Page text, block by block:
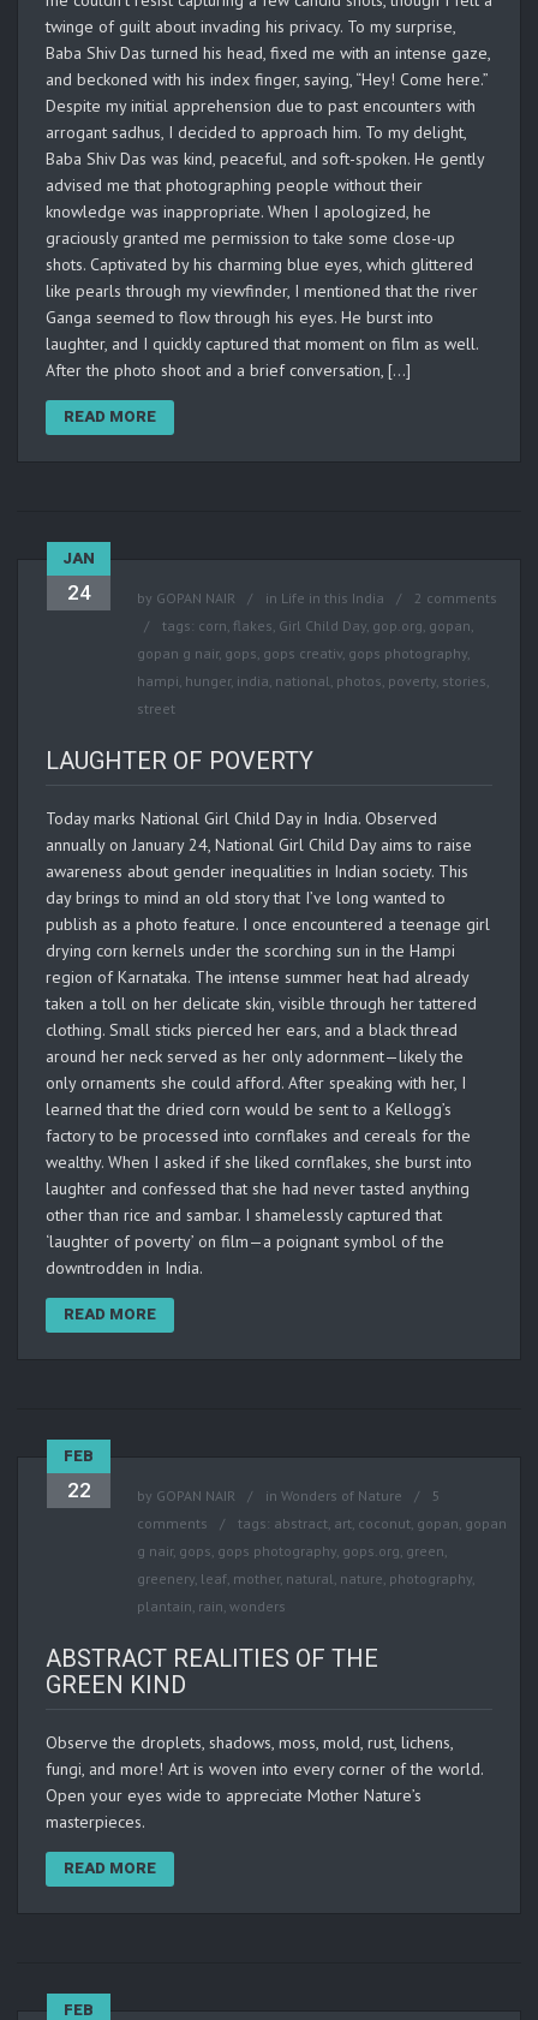
twinge of guilt about invading his privacy. To my surprise,
Baba Shiv Das turned his head, fixed me with an intense gaze,
and beckoned with his index finger, saying, “Hey! Come here.”
Despite my initial apprehension due to past encounters with
arrogant sadhus, I decided to approach him. To my delight,
Baba Shiv Das was kind, peaceful, and soft-spoken. He gently
advised me that photographing people without their
knowledge was inappropriate. When I apologized, he
graciously granted me permission to take some close-up
shots. Captivated by his charming blue eyes, which glittered
like pearls through my viewfinder, I mentioned that the river
Ganga seemed to flow through his eyes. He burst into
laughter, and I quickly captured that moment on film as well.
After the photo shoot and a brief conversation, […]
READ MORE
JAN
24 by GOPAN NAIR in Life in this India
2 comments
tags: corn, flakes, Girl Child Day, gop.org, gopan,
gopan g nair, gops, gops creativ, gops photography,
hampi, hunger, india, national, photos, poverty, stories,
street
LAUGHTER OF POVERTY
Today marks National Girl Child Day in India. Observed
annually on January 24, National Girl Child Day aims to raise
awareness about gender inequalities in Indian society. This
day brings to mind an old story that I’ve long wanted to
publish as a photo feature. I once encountered a teenage girl
drying corn kernels under the scorching sun in the Hampi
region of Karnataka. The intense summer heat had already
taken a toll on her delicate skin, visible through her tattered
clothing. Small sticks pierced her ears, and a black thread
around her neck served as her only adornment—likely the
only ornaments she could afford. After speaking with her, I
learned that the dried corn would be sent to a Kellogg’s
factory to be processed into cornflakes and cereals for the
wealthy. When I asked if she liked cornflakes, she burst into
laughter and confessed that she had never tasted anything
other than rice and sambar. I shamelessly captured that
‘laughter of poverty’ on film—a poignant symbol of the
downtrodden in India.
READ MORE
FEB
22 by GOPAN NAIR in Wonders of Nature
5
comments
tags: abstract, art, coconut, gopan, gopan
g nair, gops, gops photography, gops.org, green,
greenery, leaf, mother, natural, nature, photography,
plantain, rain, wonders
ABSTRACT REALITIES OF THE
GREEN KIND
Observe the droplets, shadows, moss, mold, rust, lichens,
fungi, and more! Art is woven into every corner of the world.
Open your eyes wide to appreciate Mother Nature’s
masterpieces.
READ MORE
FEB